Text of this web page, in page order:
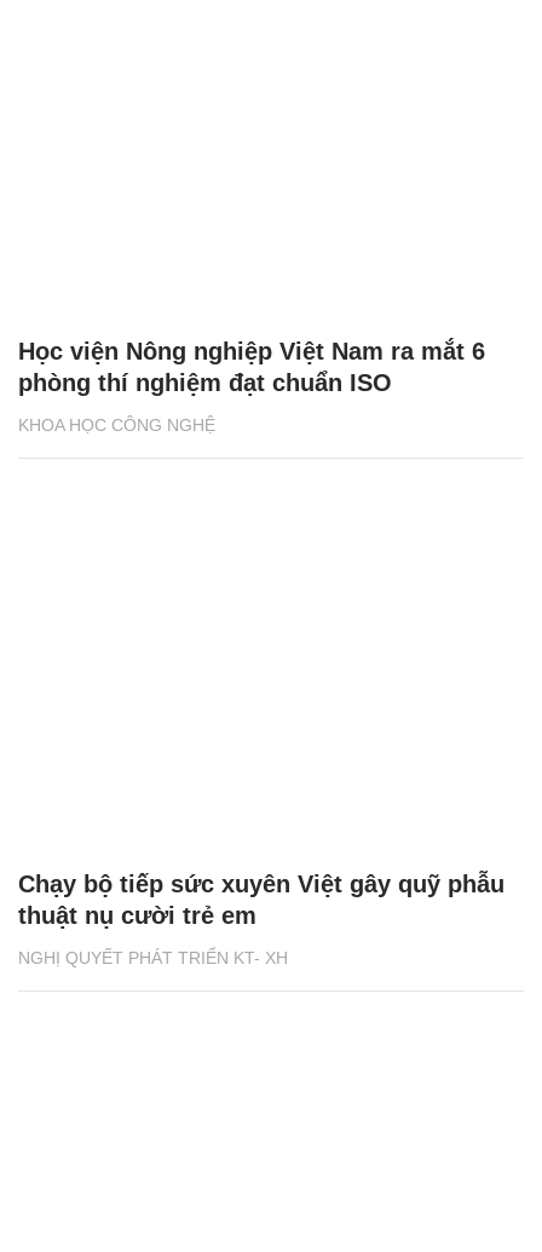
KHOA HỌC CÔNG NGHỆ
Học viện Nông nghiệp Việt Nam ra mắt 6
phòng thí nghiệm đạt chuẩn ISO
NGHỊ QUYẾT PHÁT TRIỂN KT- XH
Chạy bộ tiếp sức xuyên Việt gây quỹ phẫu
thuật nụ cười trẻ em